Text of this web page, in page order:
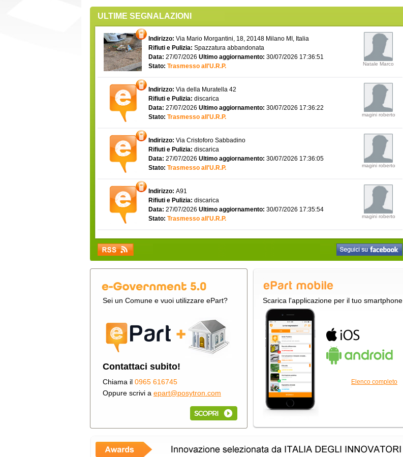
ULTIME SEGNALAZIONI
Indirizzo: Via Mario Morgantini, 18, 20148 Milano MI, Italia
Rifiuti e Pulizia: Spazzatura abbandonata
Data: 27/07/2026 Ultimo aggiornamento: 30/07/2026 17:36:51
Stato: Trasmesso all'U.R.P. Natale Marco
Indirizzo: Via della Muratella 42
Rifiuti e Pulizia: discarica
Data: 27/07/2026 Ultimo aggiornamento: 30/07/2026 17:36:22
Stato: Trasmesso all'U.R.P. magini roberto
Indirizzo: Via Cristoforo Sabbadino
Rifiuti e Pulizia: discarica
Data: 27/07/2026 Ultimo aggiornamento: 30/07/2026 17:36:05
Stato: Trasmesso all'U.R.P. magini roberto
Indirizzo: A91
Rifiuti e Pulizia: discarica
Data: 27/07/2026 Ultimo aggiornamento: 30/07/2026 17:35:54
Stato: Trasmesso all'U.R.P. magini roberto
Sei un Comune e vuoi utilizzare ePart?
Contattaci subito!
Chiama il 0965 616745
Oppure scrivi a epart@posytron.com
Scarica l'applicazione per il tuo smartphone
Elenco completo